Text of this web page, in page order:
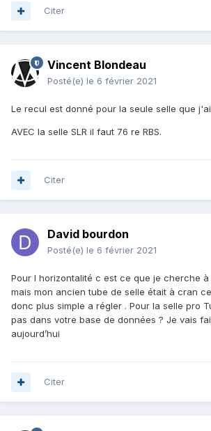
Citer
Vincent Blondeau
Posté(e) le 6 février 2021
Le recul est donné pour la seule selle que
AVEC la selle SLR il faut 76 re RBS.
Citer
David bourdon
Posté(e) le 6 février 2021
Pour l horizontalité c est ce que je cherche
mais mon ancien tube de selle était à cran
donc plus simple a régler . Pour la selle pro
pas dans votre base de données ? Je vais
aujourd’hui
Citer